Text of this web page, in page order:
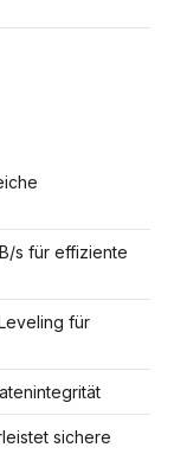
s für effiziente
für
sichere